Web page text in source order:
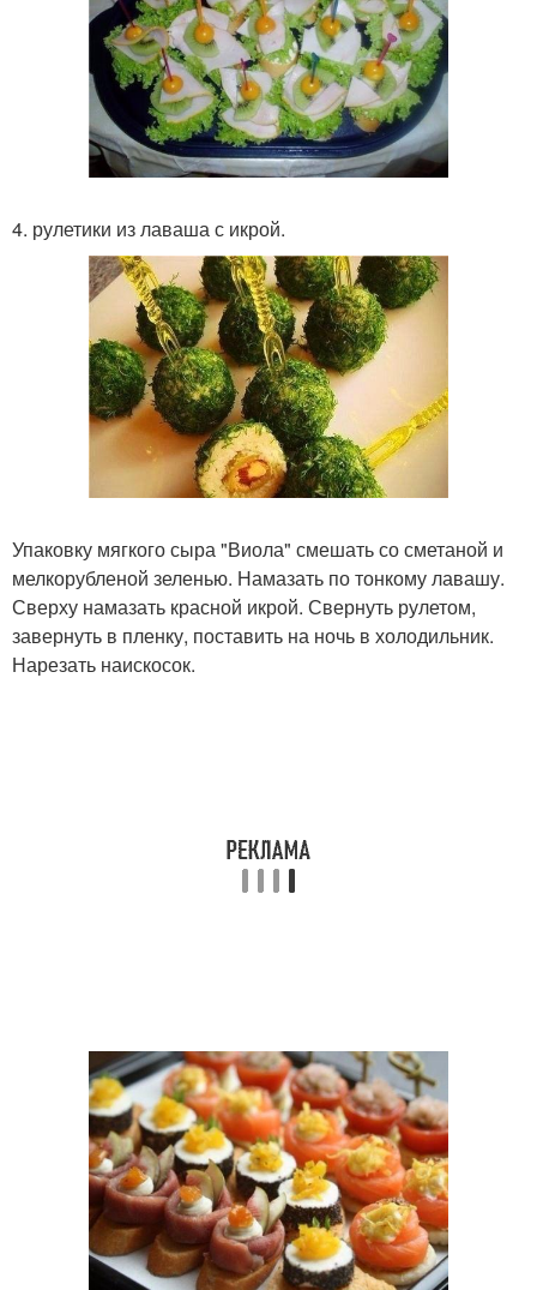
4. рулетики из лаваша с икрой.
Упаковку мягкого сыра "Виола" смешать со сметаной и
мелкорубленой зеленью. Намазать по тонкому лавашу.
Сверху намазать красной икрой. Свернуть рулетом,
завернуть в пленку, поставить на ночь в холодильник.
Нарезать наискосок.